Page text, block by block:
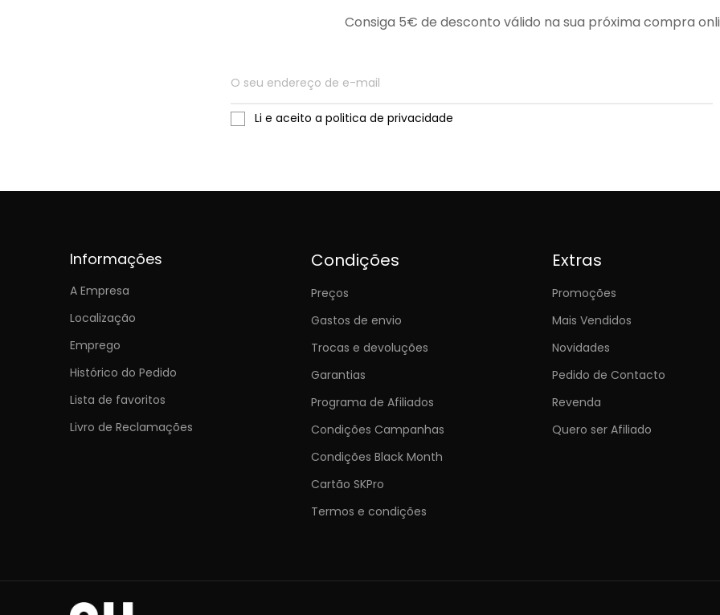
Consiga 5€ de desconto válido na sua próxima compra
Li e aceito a politica de privacidade
Informações
A Empresa
Localização
Emprego
Histórico do Pedido
Lista de favoritos
Livro de Reclamações
Condições
Preços
Gastos de envio
Trocas e devoluções
Garantias
Programa de Afiliados
Condições Campanhas
Condições Black Month
Cartão SKPro
Termos e condições
Extras
Promoções
Mais Vendidos
Novidades
Pedido de Contacto
Revenda
Quero ser Afiliado